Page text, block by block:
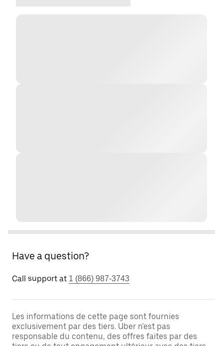
Have a question?
Call support at 1 (866) 987-3743
Les informations de cette page sont fournies
exclusivement par des tiers. Uber n'est pas
responsable du contenu, des offres faites par des